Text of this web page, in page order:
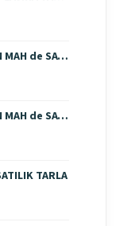
ANTALYA KORKUTELİ AVDAN MAH de SATILIK ARAZİ
ANTALYA KORKUTELİ AVDAN MAH de SATILIK ARAZİ
TARLA